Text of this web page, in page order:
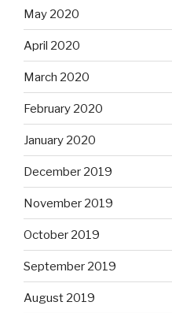
May 2020
April 2020
March 2020
February 2020
January 2020
December 2019
November 2019
October 2019
September 2019
August 2019